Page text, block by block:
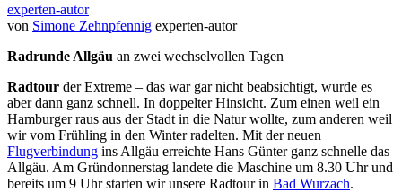
experten-autor
von Simone Zehnpfennig experten-autor
Radrunde Allgäu an zwei wechselvollen Tagen
Radtour der Extreme – das war gar nicht beabsichtigt, wurde es
aber dann ganz schnell. In doppelter Hinsicht. Zum einen weil ein
Hamburger raus aus der Stadt in die Natur wollte, zum anderen weil
wir vom Frühling in den Winter radelten. Mit der neuen
Flugverbindung ins Allgäu erreichte Hans Günter ganz schnelle das
Allgäu. Am Gründonnerstag landete die Maschine um 8.30 Uhr und
bereits um 9 Uhr starten wir unsere Radtour in Bad Wurzach.